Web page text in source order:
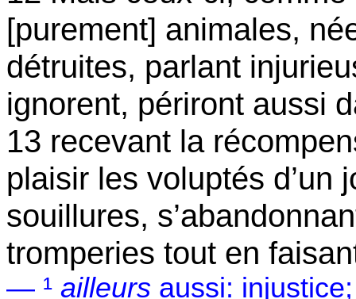
[purement] animales,
détruites, parlant
ignorent, périront aussi
13 recevant la
plaisir les voluptés
souillures,
tromperies tout en
— ¹ ailleurs aussi: